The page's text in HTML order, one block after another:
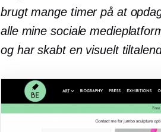
brugt mange timer på at
alle mine sociale
og har skabt en visuelt